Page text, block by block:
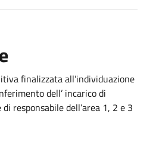
finalizzata all’individuazione
dell’ incarico di
responsabile dell’area 1, 2 e 3